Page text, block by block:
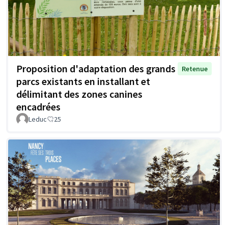
Proposition d'adaptation des grands
parcs existants en installant et
délimitant des zones canines
encadrées
Retenue
Leduc 25